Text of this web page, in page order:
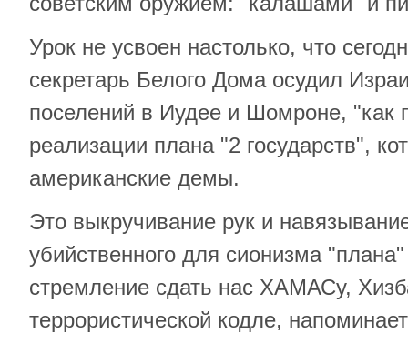
Урок не усвоен настолько, что
секретарь Белого Дома осудил
поселений в Иудее и Шомроне, "как
реализации плана "2 государств",
американские демы.
Это выкручивание рук и
убийственного для сионизма
стремление сдать нас ХАМАСу,
террористической кодле,